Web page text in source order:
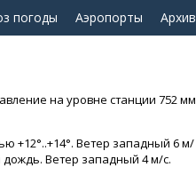
погоды Аэропорты Архив
на уровне станции 752 мм
+12°..+14°. Ветер западный 6 м/
дождь. Ветер западный 4 м/с.